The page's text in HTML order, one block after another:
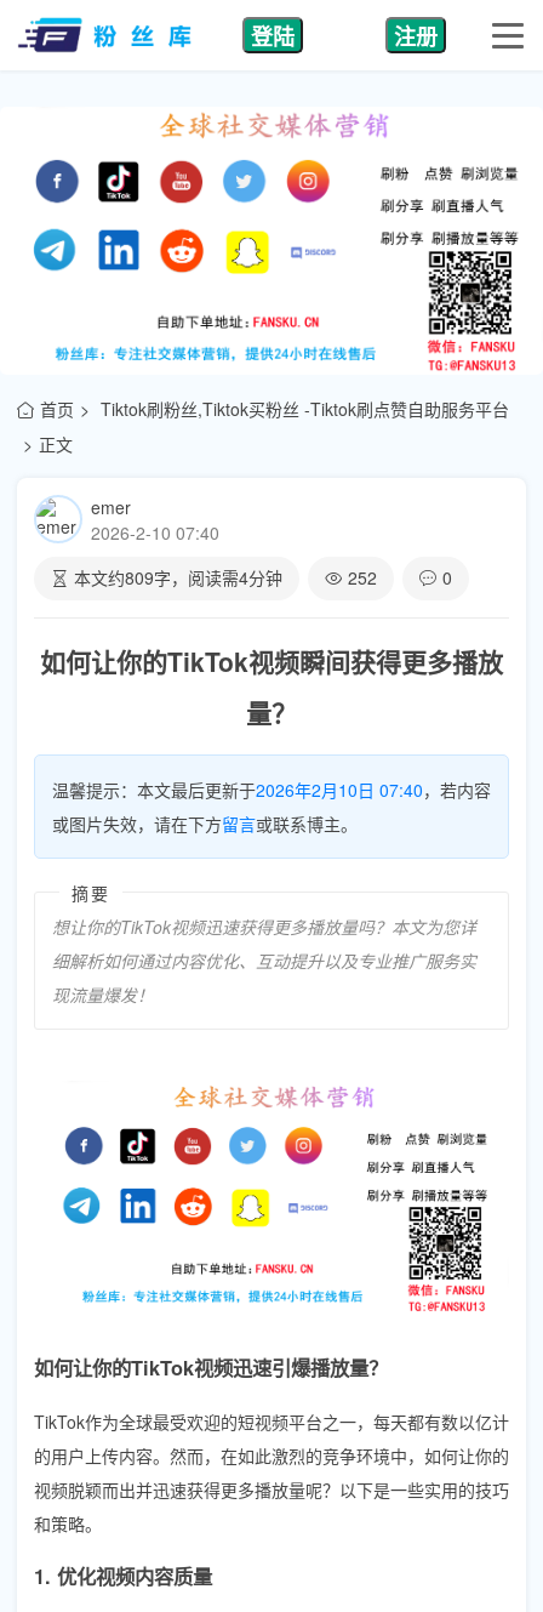
登陆 注册
首页
Tiktok刷粉丝,Tiktok买粉丝 -Tiktok刷点赞自助服务平台
正文
emer
2026-2-10 07:40
本文约809字，阅读需4分钟 252 0
如何让你的TikTok视频瞬间获得更多播放
量？
温馨提示：本文最后更新于2026年2月10日 07:40，若内容
或图片失效，请在下方留言或联系博主。
摘要
想让你的TikTok视频迅速获得更多播放量吗？本文为您详
细解析如何通过内容优化、互动提升以及专业推广服务实
现流量爆发！
如何让你的TikTok视频迅速引爆播放量？
TikTok作为全球最受欢迎的短视频平台之一，每天都有数以亿计
的用户上传内容。然而，在如此激烈的竞争环境中，如何让你的
视频脱颖而出并迅速获得更多播放量呢？以下是一些实用的技巧
和策略。
1. 优化视频内容质量